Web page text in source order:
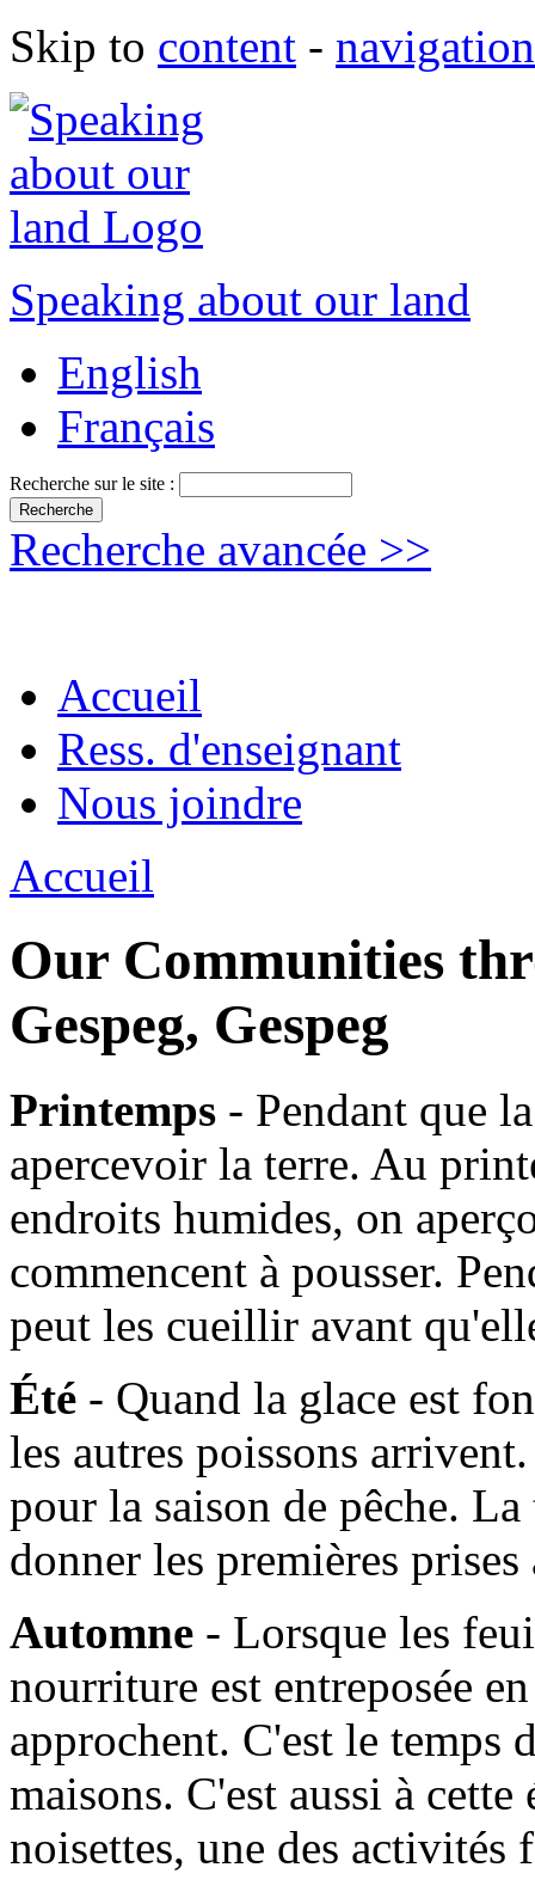
Skip to content - navigation
Speaking about our land
English
Français
Recherche sur le site :
Recherche avancée >>
Accueil
Ress. d'enseignant
Nous joindre
Accueil
Our Communities
Gespeg, Gespeg
Printemps - Pendant que
apercevoir la terre. Au
endroits humides, on
commencent à pousser.
peut les cueillir avant
Été - Quand la glace est
les autres poissons
pour la saison de pêche.
donner les premières
Automne - Lorsque les
nourriture est entreposée
approchent. C'est le temps
maisons. C'est aussi à
noisettes, une des